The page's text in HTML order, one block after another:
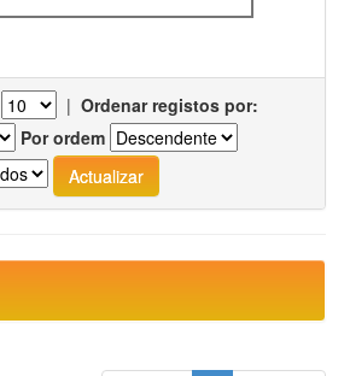
| Ordenar registos por:
Por ordem